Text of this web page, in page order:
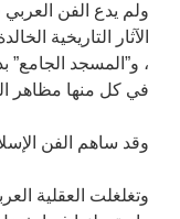
ولم يدع الفن العربي
الآثار التاريخية
، و”المسجد الجامع”
في كل منها مظاهر
وقد ساهم الفن
وتغلغلت العقلية